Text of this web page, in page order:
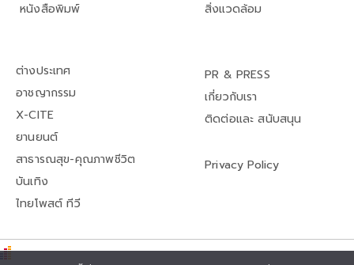
หนังสือพิมพ์
สิ่งแวดล้อม
ต่างประเทศ
อาชญากรรม
X-CITE
ยานยนต์
สาธารณสุข-คุณภาพชีวิต
บันเทิง
ไทยโพสต์ ทีวี
PR & PRESS
เกี่ยวกับเรา
ติดต่อและ สนับสนุน
Privacy Policy